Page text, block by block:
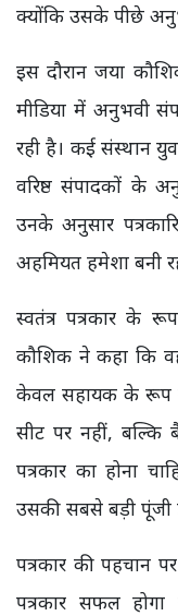
क्योंकि उसके पीछे
इस दौरान जया
मीडिया में अनुभवी
रही है। कई संस्थान
वरिष्ठ संपादकों के
उनके अनुसार
अहमियत हमेशा बनी
स्वतंत्र पत्रकार के
कौशिक ने कहा कि
केवल सहायक के रूप
सीट पर नहीं, बल्कि
पत्रकार का होना
उसकी सबसे बड़ी पूंजी
पत्रकार की पहचान
पत्रकार सफल होगा